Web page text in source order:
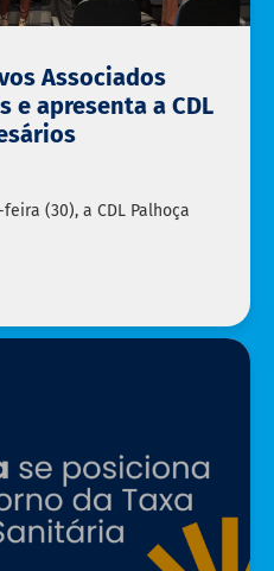
Associados
e apresenta a CDL
(30), a CDL Palhoça